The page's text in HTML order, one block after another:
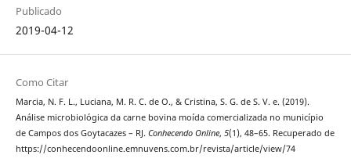
Publicado
2019-04-12
Como Citar
Marcia, N. F. L., Luciana, M. R. C. de O., & Cristina, S. G. de S. V. e. (2019).
Análise microbiológica da carne bovina moída comercializada no município
de Campos dos Goytacazes – RJ. Conhecendo Online, 5(1), 48–65. Recuperado de
https://conhecendoonline.emnuvens.com.br/revista/article/view/74